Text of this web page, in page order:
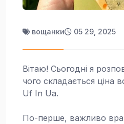
вощанки 05 29, 2025
Вітаю! Сьогодні я
чого складається ціна
Uf In Ua.
По-перше, важливо